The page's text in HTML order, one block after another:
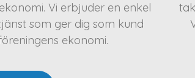
Vi erbjuder en enkel
som ger dig som kund
ekonomi.